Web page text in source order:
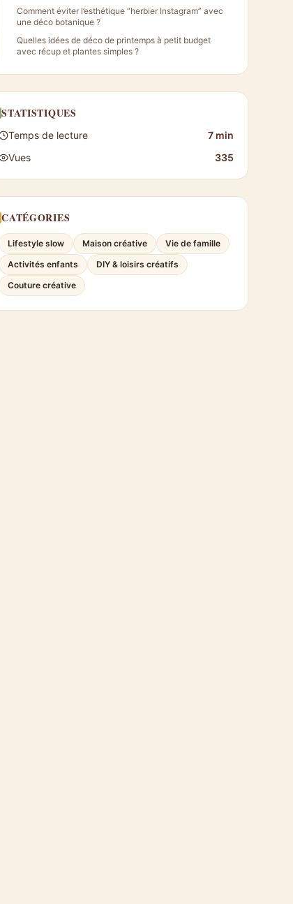
Comment éviter l’esthétique “herbier Instagram” avec
une déco botanique ?
Quelles idées de déco de printemps à petit budget
avec récup et plantes simples ?
STATISTIQUES
Temps de lecture
7 min
Vues
335
CATÉGORIES
Lifestyle slow Maison créative
Vie de famille
Activités enfants
DIY & loisirs créatifs
Couture créative